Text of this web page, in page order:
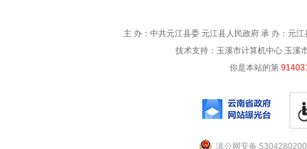
主 办：中共元江县委 元江县人民政府 承 办：元
技术支持：玉溪市计算机中心 玉溪
你是本站的第
滇公网安备